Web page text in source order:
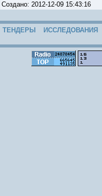
Создано: 2012-12-09 15:43:16
ТЕНДЕРЫ ИССЛЕДОВАНИЯ